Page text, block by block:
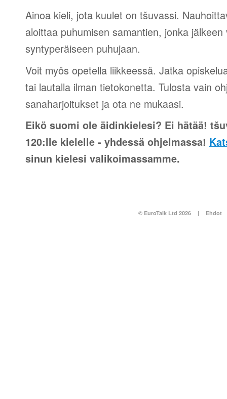
Ainoa kieli, jota kuulet on tšuvassi.
aloittaa puhumisen samantien, jonka
syntyperäiseen puhujaan.
Voit myös opetella liikkeessä. Jatka
tai lautalla ilman tietokonetta. Tulosta vain
sanaharjoitukset ja ota ne mukaasi.
Eikö suomi ole äidinkielesi? Ei hätää!
120:lle kielelle - yhdessä ohjelmassa!
sinun kielesi valikoimassamme.
© EuroTalk Ltd 2026 | Ehdot